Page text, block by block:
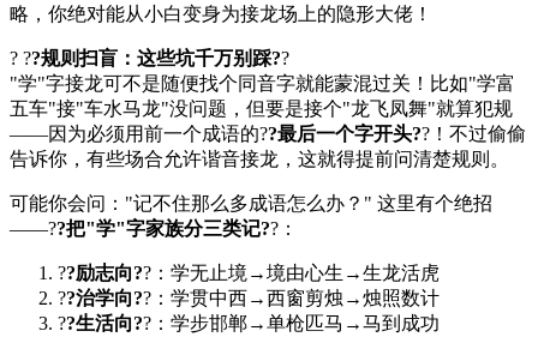
略，你绝对能从小白变身为接龙场上的隐形大佬！
? ??规则扫盲：这些坑千万别踩??
"学"字接龙可不是随便找个同音字就能蒙混过关！比如"学富
五车"接"车水马龙"没问题，但要是接个"龙飞凤舞"就算犯规
——因为必须用前一个成语的??最后一个字开头??！不过偷偷
告诉你，有些场合允许谐音接龙，这就得提前问清楚规则。
可能你会问："记不住那么多成语怎么办？" 这里有个绝招
——??把"学"字家族分三类记??：
??励志向??：学无止境→境由心生→生龙活虎
??治学向??：学贯中西→西窗剪烛→烛照数计
??生活向??：学步邯郸→单枪匹马→马到成功